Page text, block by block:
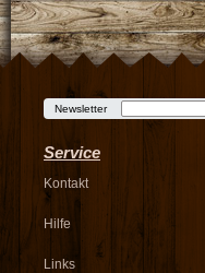
Newsletter
Service
Kontakt
Hilfe
Links